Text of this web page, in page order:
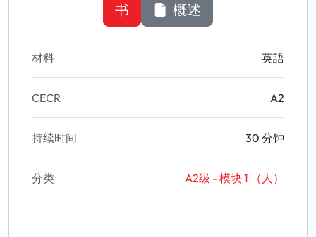
书 概述
材料 英語
CECR A2
持续时间 30 分钟
分类 A2级 - 模块 1 （人）